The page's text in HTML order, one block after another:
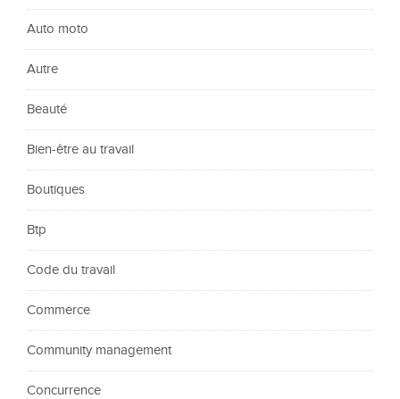
Auto moto
Autre
Beauté
Bien-être au travail
Boutiques
Btp
Code du travail
Commerce
Community management
Concurrence